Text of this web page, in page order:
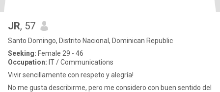
JR, 57
Santo Domingo, Distrito Nacional, Dominican Republic
Seeking: Female 29 - 46
Occupation: IT / Communications
Vivir sencillamente con respeto y alegría!
No me gusta describirme, pero me considero con buen sentido del